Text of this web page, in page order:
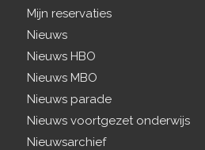
Mijn reservaties
Nieuws
Nieuws HBO
Nieuws MBO
Nieuws parade
Nieuws voortgezet onderwijs
Nieuwsarchief